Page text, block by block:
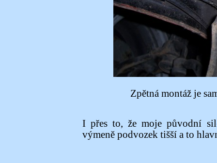
Zpětná montáž je
I přes to, že moje původní
výmeně podvozek tišší a to